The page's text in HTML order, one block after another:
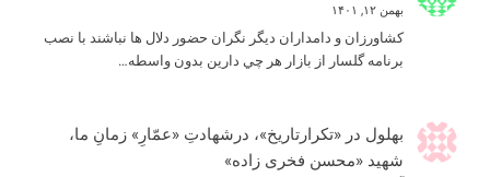
بهمن ۱۲, ۱۴۰۱
كشاورزان و دامداران ديگر نگران حضور دلال ها نباشند با نصب
برنامه گلسار از بازار هر چي دارين بدون واسطه…
بهلول در «تکرارتاریخ»، درشهادتِ «عمّارِ» زمانِ ما،
شهید «محسن فخری زاده»